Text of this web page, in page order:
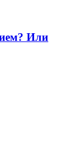
Или